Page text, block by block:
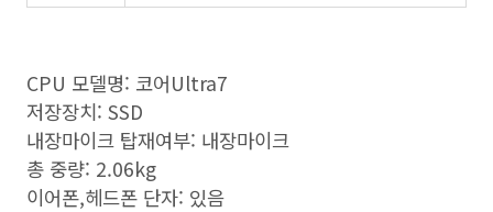
CPU 모델명: 코어Ultra7
저장장치: SSD
내장마이크 탑재여부: 내장마이크
총 중량: 2.06kg
이어폰,헤드폰 단자: 있음